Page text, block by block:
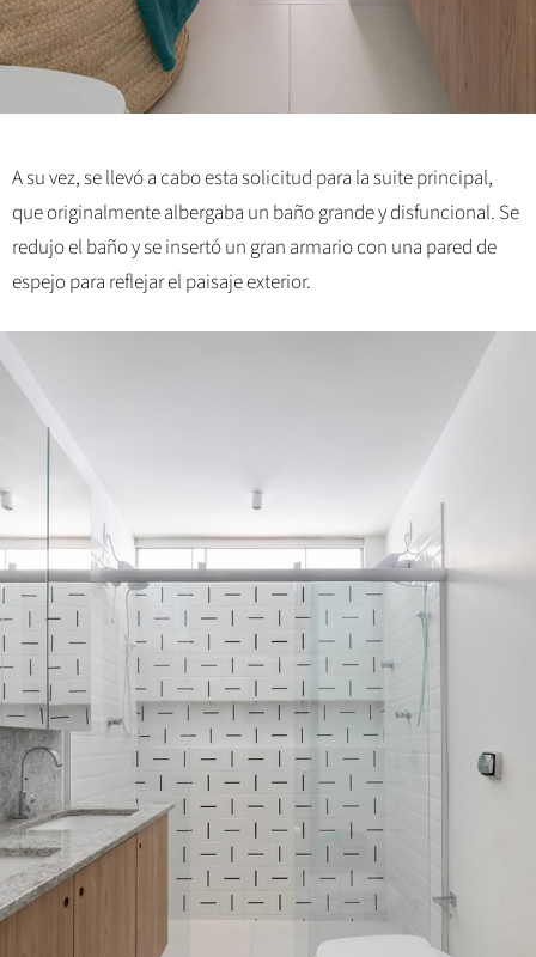
A su vez, se llevó a cabo esta solicitud para la suite principal,
que originalmente albergaba un baño grande y disfuncional. Se
redujo el baño y se insertó un gran armario con una pared de
espejo para reflejar el paisaje exterior.